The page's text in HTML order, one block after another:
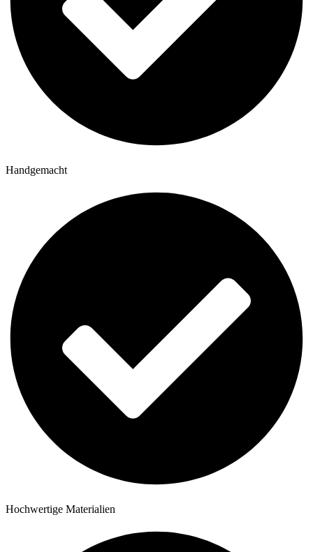
Handgemacht
Hochwertige Materialien